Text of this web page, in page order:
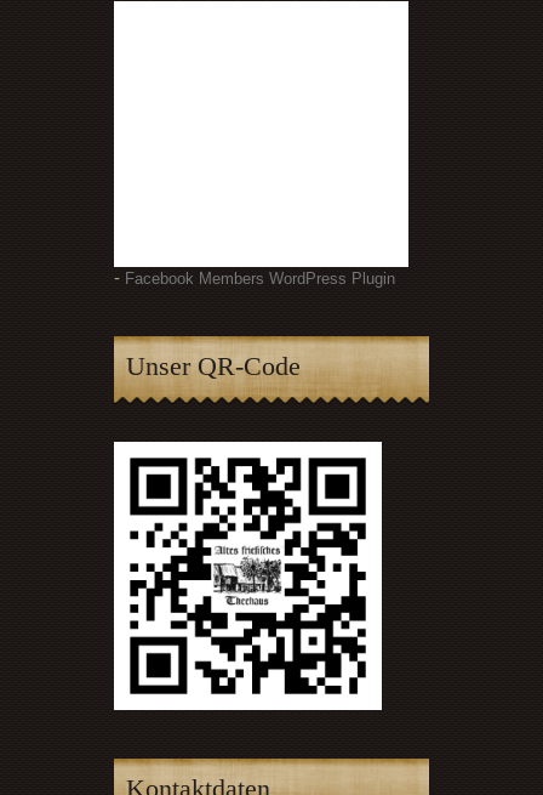
- Facebook Members WordPress Plugin
Unser QR-Code
Kontaktdaten